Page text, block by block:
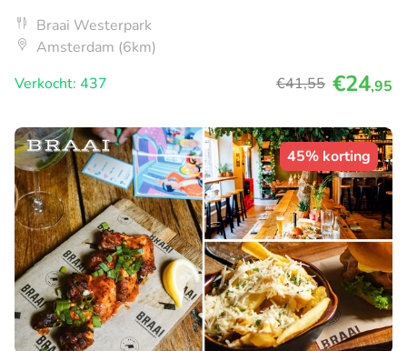
Braai Westerpark
Amsterdam (6km)
Verkocht: 437
€41,55 €24,95
45% korting